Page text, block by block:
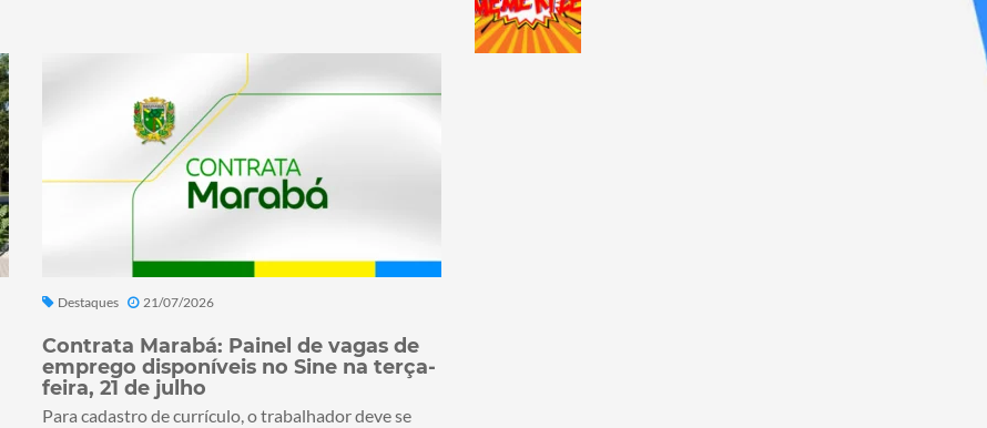
Destaques 21/07/2026
Contrata Marabá: Painel de vagas de
emprego disponíveis no Sine na terça-
feira, 21 de julho
Para cadastro de currículo, o trabalhador deve se